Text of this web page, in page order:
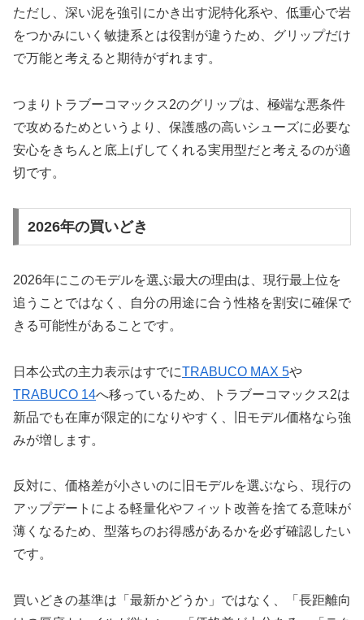
ただし、深い泥を強引にかき出す泥特化系や、低重心で岩
をつかみにいく敏捷系とは役割が違うため、グリップだけ
で万能と考えると期待がずれます。
つまりトラブーコマックス2のグリップは、極端な悪条件
で攻めるためというより、保護感の高いシューズに必要な
安心をきちんと底上げしてくれる実用型だと考えるのが適
切です。
2026年の買いどき
2026年にこのモデルを選ぶ最大の理由は、現行最上位を
追うことではなく、自分の用途に合う性格を割安に確保で
きる可能性があることです。
日本公式の主力表示はすでにTRABUCO MAX 5や
TRABUCO 14へ移っているため、トラブーコマックス2は
新品でも在庫が限定的になりやすく、旧モデル価格なら強
みが増します。
反対に、価格差が小さいのに旧モデルを選ぶなら、現行の
アップデートによる軽量化やフィット改善を捨てる意味が
薄くなるため、型落ちのお得感があるかを必ず確認したい
です。
買いどきの基準は「最新かどうか」ではなく、「長距離向